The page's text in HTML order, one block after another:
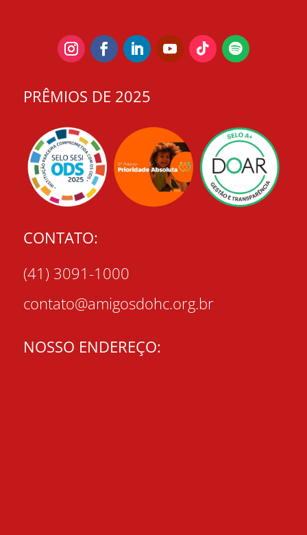
PRÊMIOS DE 2025
CONTATO:
(41) 3091-1000
contato@amigosdohc.org.br
NOSSO ENDEREÇO: